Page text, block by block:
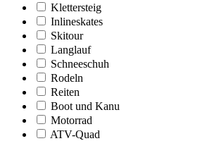
Klettersteig
Inlineskates
Skitour
Langlauf
Schneeschuh
Rodeln
Reiten
Boot und Kanu
Motorrad
ATV-Quad